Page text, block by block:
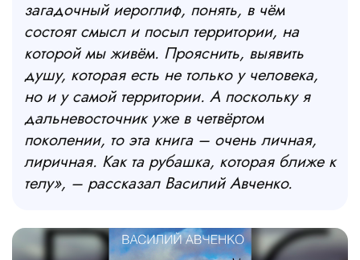
загадочный иероглиф, понять, в чём
состоят смысл и посыл территории, на
которой мы живём. Прояснить, выявить
душу, которая есть не только у человека,
но и у самой территории. А поскольку я
дальневосточник уже в четвёртом
поколении, то эта книга – очень личная,
лиричная. Как та рубашка, которая ближе к
телу», – рассказал Василий Авченко.